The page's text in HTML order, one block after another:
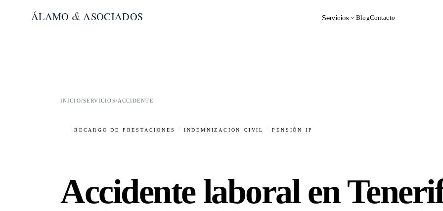
ÁLAMO & ASOCIADOS Servicios BlogContacto
INICIO/SERVICIOS/ACCIDENTE
RECARGO DE PRESTACIONES · INDEMNIZACIÓN CIVIL · PENSIÓN IP
Accidente laboral en